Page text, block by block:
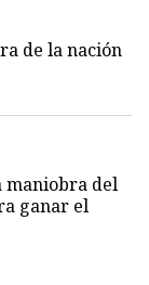
de la nación
maniobra del
ganar el